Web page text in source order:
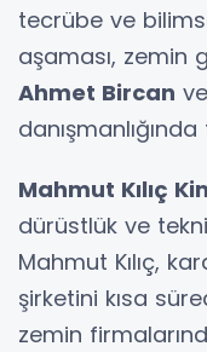
tecrübe ve
aşaması, zemin
Ahmet Bircan ve
Mahmut Kılıç
dürüstlük ve
Mahmut Kılıç,
şirketini kısa
zemin